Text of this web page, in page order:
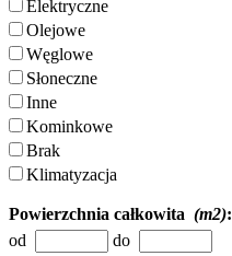
Elektryczne
Olejowe
Węglowe
Słoneczne
Inne
Kominkowe
Brak
Klimatyzacja
Powierzchnia całkowita (m2):
od
do